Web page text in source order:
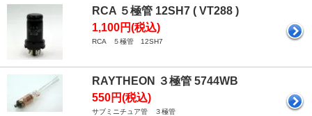
RCA ５極管 12SH7 ( VT288 )
1,100円(税込)
RCA ５極管 12SH7
RAYTHEON ３極管 5744WB
550円(税込)
サブミニチュア管 ３極管